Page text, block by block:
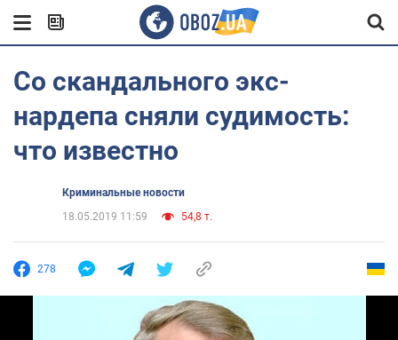
Со скандального экс-
нардепа сняли судимость:
что известно
Криминальные новости
18.05.2019 11:59
54,8 т.
278